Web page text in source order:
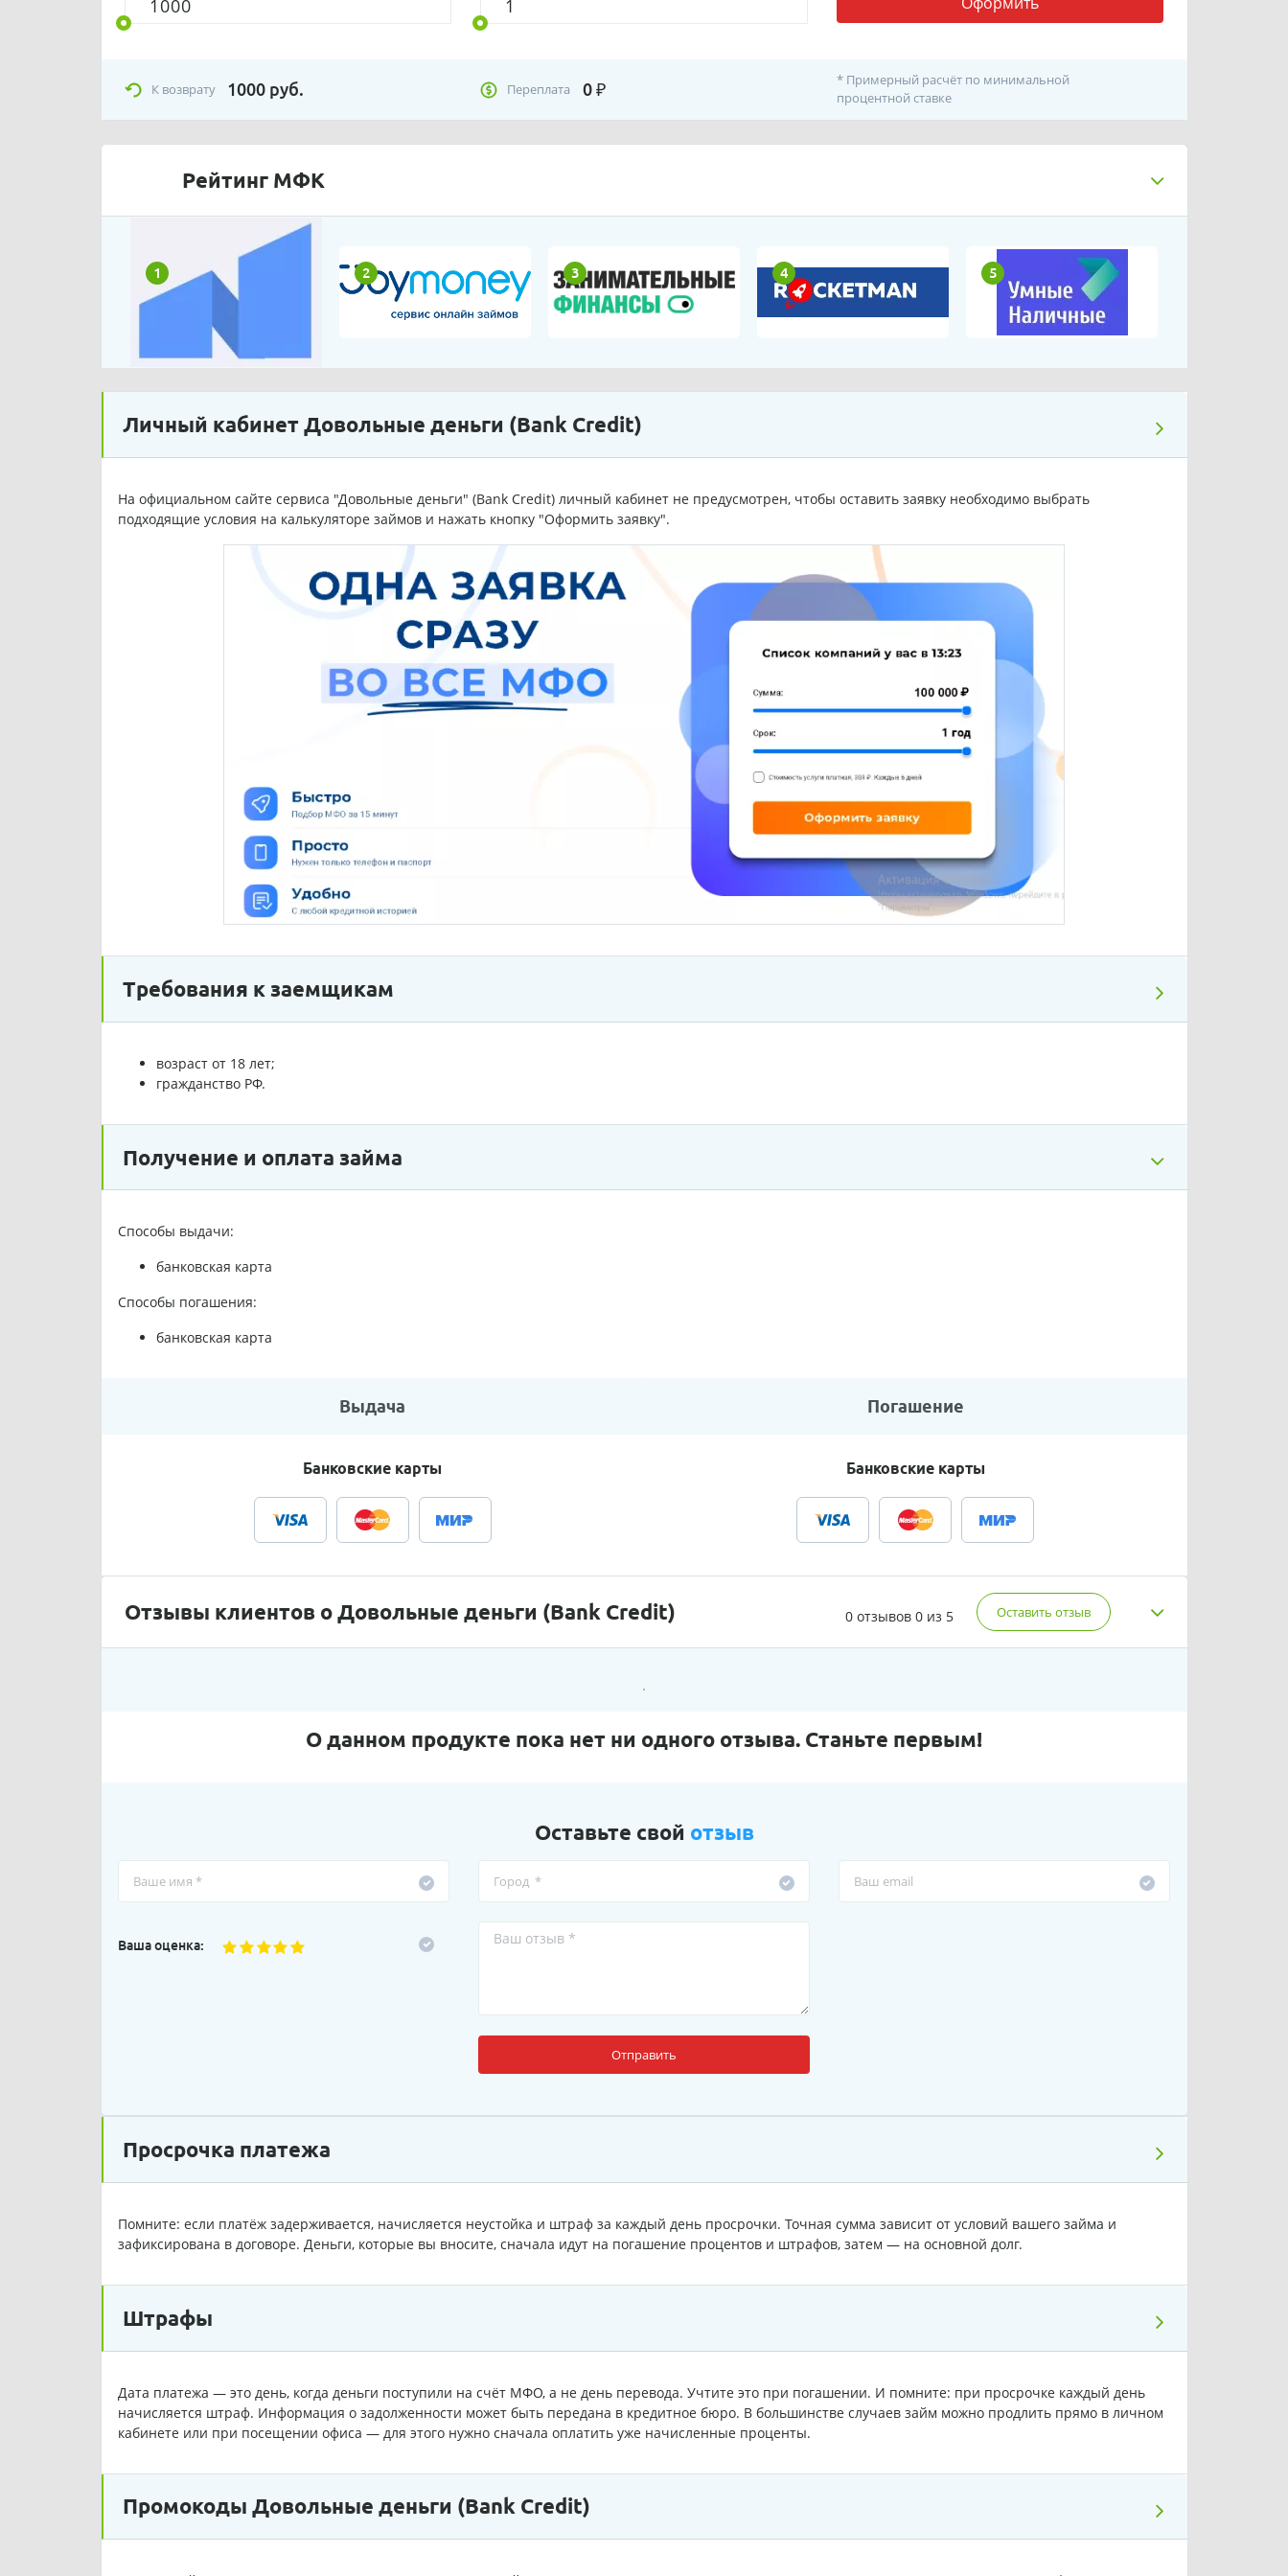
К возврату 1000 руб. Переплата 0₽
* Примерный расчёт по минимальной
процентной ставке
Рейтинг МФК
1 2 3 4 5
Личный кабинет Довольные деньги (Bank Credit)
На официальном сайте сервиса "Довольные деньги" (Bank Credit) личный кабинет не предусмотрен, чтобы оставить заявку необходимо выбрать
подходящие условия на калькуляторе займов и нажать кнопку "Оформить заявку".
Требования к заемщикам
возраст от 18 лет;
гражданство РФ.
Получение и оплата займа
Способы выдачи:
банковская карта
Способы погашения:
банковская карта
Выдача Погашение
Банковские карты Банковские карты
Отзывы клиентов о Довольные деньги (Bank Credit) 0 отзывов 0 из 5 Оставить отзыв
О данном продукте пока нет ни одного отзыва. Станьте первым!
Оставьте свой отзыв
Ваша оценка:
Отправить
Просрочка платежа
Помните: если платёж задерживается, начисляется неустойка и штраф за каждый день просрочки. Точная сумма зависит от условий вашего займа и
зафиксирована в договоре. Деньги, которые вы вносите, сначала идут на погашение процентов и штрафов, затем — на основной долг.
Штрафы
Дата платежа — это день, когда деньги поступили на счёт МФО, а не день перевода. Учтите это при погашении. И помните: при просрочке каждый день
начисляется штраф. Информация о задолженности может быть передана в кредитное бюро. В большинстве случаев займ можно продлить прямо в личном
кабинете или при посещении офиса — для этого нужно сначала оплатить уже начисленные проценты.
Промокоды Довольные деньги (Bank Credit)